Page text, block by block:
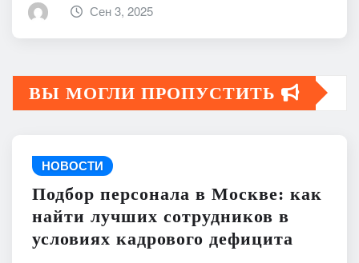
Сен 3, 2025
ВЫ МОГЛИ ПРОПУСТИТЬ
НОВОСТИ
Подбор персонала в Москве: как
найти лучших сотрудников в
условиях кадрового дефицита